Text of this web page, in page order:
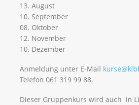
13. August
10. September
08. Oktober
12. November
10. Dezember
Anmeldung unter E-Mail
Telefon 061 319 99 88.
Dieser Gruppenkurs wird auch in